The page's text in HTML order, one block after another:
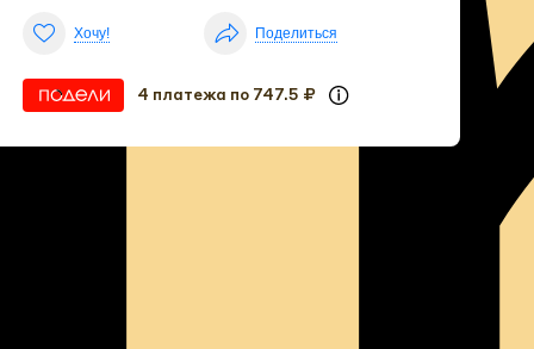
Хочу! Поделиться
4 платежа по 747.5 ₽